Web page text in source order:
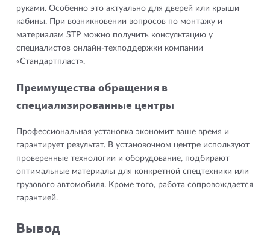
руками. Особенно это актуально для дверей или крыши
кабины. При возникновении вопросов по монтажу и
материалам STP можно получить консультацию у
специалистов онлайн-техподдержки компании
«Стандартпласт».
Преимущества обращения в
специализированные центры
Профессиональная установка экономит ваше время и
гарантирует результат. В установочном центре используют
проверенные технологии и оборудование, подбирают
оптимальные материалы для конкретной спецтехники или
грузового автомобиля. Кроме того, работа сопровождается
гарантией.
Вывод